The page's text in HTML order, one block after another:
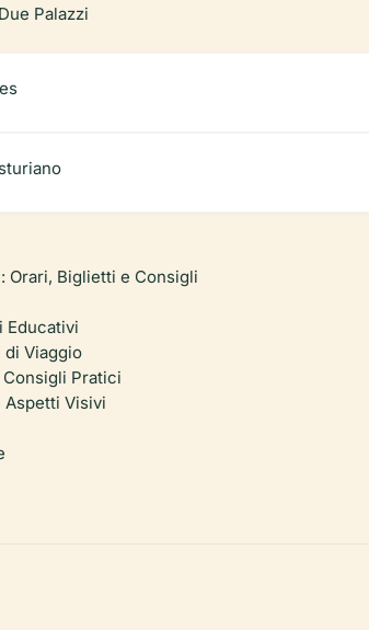
Palazzi
Orari, Biglietti e Consigli
Educativi
Viaggio
Pratici
Aspetti Visivi